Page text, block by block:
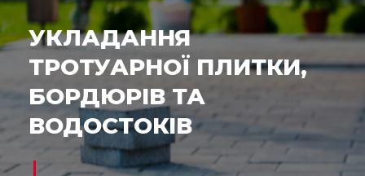
УКЛАДАННЯ
ТРОТУАРНОЇ ПЛИТКИ,
БОРДЮРІВ ТА
ВОДОСТОКІВ